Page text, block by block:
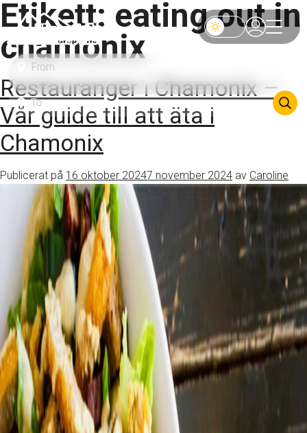
Etikett: eating out in
chamonix
Restauranger i Chamonix –
Vår guide till att äta i
Chamonix
Publicerat på 16 oktober 20247 november 2024 av Caroline